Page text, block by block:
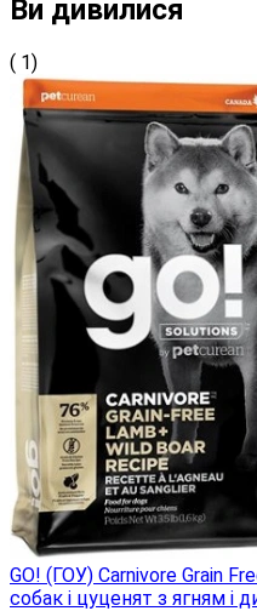
Ви дивилися
( 1)
GO! (ГОУ) Carnivore Grain
собак і цуценят з ягням і